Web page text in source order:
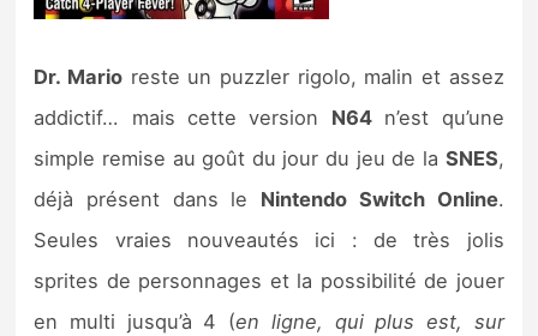
Dr. Marioreste un puzzler rigolo, malin et assez
addictif… mais cette version N64n’est qu’une
simple remise au goût du jour du jeu de la SNES,
déjà présent dans le Nintendo Switch Online.
Seules vraies nouveautés ici : de très jolis
sprites de personnages et la possibilité de jouer
en multi jusqu’à 4 (en ligne, qui plus est, sur